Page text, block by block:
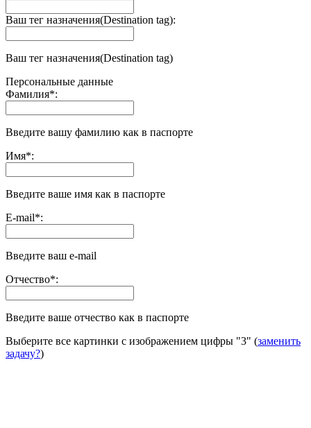
Ваш тег назначения(Destination tag):
Ваш тег назначения(Destination tag)
Персональные данные
Фамилия*:
Введите вашу фамилию как в паспорте
Имя*:
Введите ваше имя как в паспорте
E-mail*:
Введите ваш e-mail
Отчество*:
Введите ваше отчество как в паспорте
Выберите все картинки с изображением цифры "3" (заменить
задачу?)